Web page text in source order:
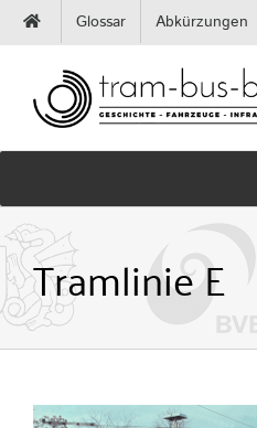
Zum
Inhalt
Glossar Abkürzungen
Tramlinie E
Zeige